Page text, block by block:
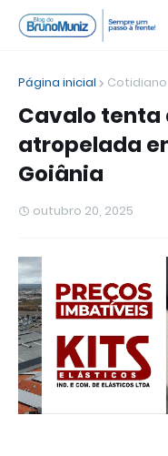
Página inicial Cotidiano
Cavalo tenta
atropelada
Goiânia
outubro 20, 2025